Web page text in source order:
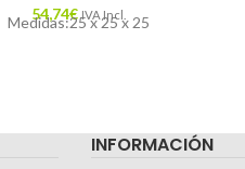
54,74€ IVA Incl.
Medidas:25 x 25 x 25
INFORMACIÓN